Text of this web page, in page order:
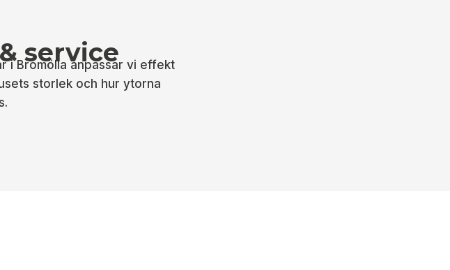
service
i Bromölla anpassar vi effekt
storlek och hur ytorna